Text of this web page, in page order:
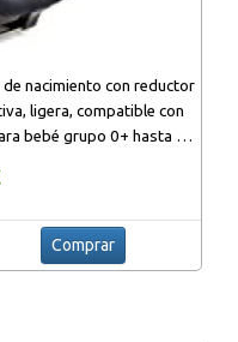
nacimiento con reductor
ligera, compatible con
bebé grupo 0+ hasta 13
Comprar